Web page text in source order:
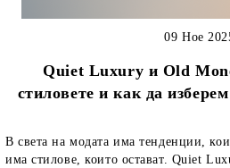
Quiet Luxury и Old
стиловете и как да
09 Ное
В света на модата има тенденции,
има стилове, които остават. Quiet